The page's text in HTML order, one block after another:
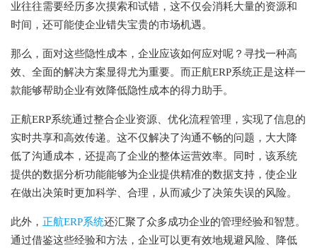
业往往需要经历多次摸索和试错，这不仅会消耗大量的资源和
时间，还可能使企业错失宝贵的市场机遇。
那么，面对这些隐性成本，企业应该如何应对呢？寻找一种高
效、全面的解决方案显得尤为重要。而正航ERP系统正是这样一
款能够帮助企业有效降低隐性成本的得力助手。
正航ERP系统通过整合企业资源、优化流程管理，实现了信息的
实时共享和高效传递。这不仅解决了沟通不畅的问题，大大降
低了沟通成本，还提高了企业的整体运营效率。同时，该系统
提供的数据分析功能能够为企业提供精准的数据支持，使企业
在做出决策时更加科学、合理，从而减少了决策失误的风险。
此外， 正航ERP系统还汇聚了众多成功企业的管理经验和智慧。
通过借鉴这些经验和方法，企业可以更有效地规避风险、降低